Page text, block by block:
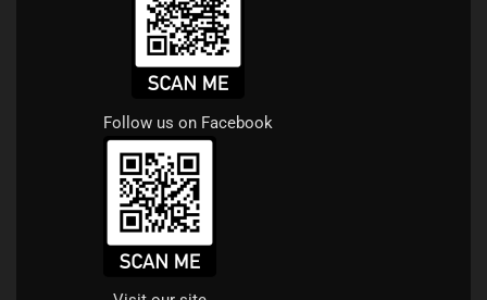
Follow us on Facebook